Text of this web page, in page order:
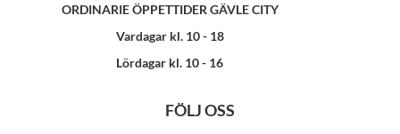
ORDINARIE ÖPPETTIDER GÄVLE CITY
Vardagar kl. 10 - 18
Lördagar kl. 10 - 16
FÖLJ OSS